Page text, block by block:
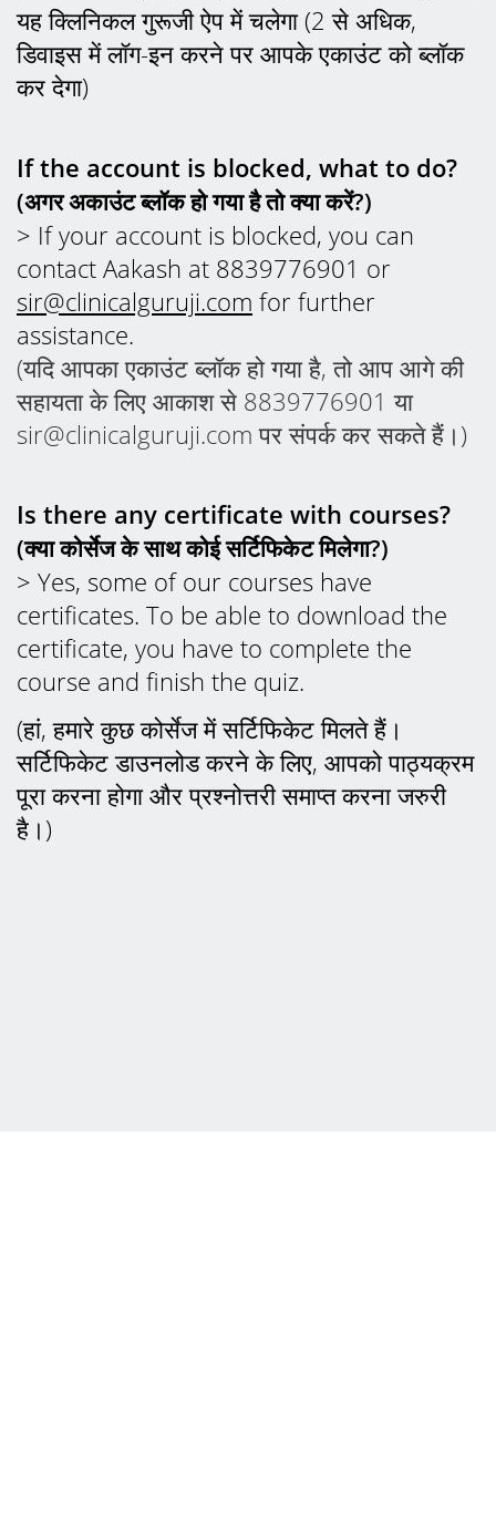
यह क्लिनिकल गुरूजी ऐप में चलेगा (2 से अधिक,
डिवाइस में लॉग-इन करने पर आपके एकाउंट को ब्लॉक
कर देगा)
If the account is blocked, what to do?
(अगर अकाउंट ब्लॉक हो गया है तो क्या करें?)
> If your account is blocked, you can
contact Aakash at 8839776901 or
sir@clinicalguruji.com for further
assistance.
(यदि आपका एकाउंट ब्लॉक हो गया है, तो आप आगे की
सहायता के लिए आकाश से 8839776901 या
sir@clinicalguruji.com पर संपर्क कर सकते हैं।)
Is there any certificate with courses?
(क्या कोर्सेज के साथ कोई सर्टिफिकेट मिलेगा?)
> Yes, some of our courses have
certificates. To be able to download the
certificate, you have to complete the
course and finish the quiz.
(हां, हमारे कुछ कोर्सेज में सर्टिफिकेट मिलते हैं।
सर्टिफिकेट डाउनलोड करने के लिए, आपको पाठ्यक्रम
पूरा करना होगा और प्रश्नोत्तरी समाप्त करना जरुरी
है।)